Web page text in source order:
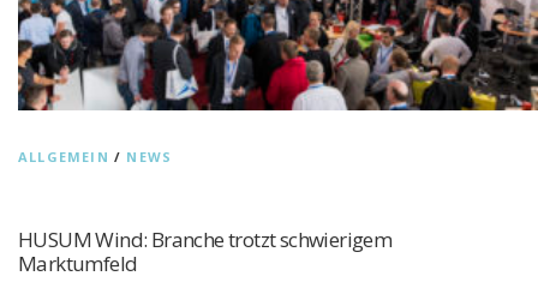
ALLGEMEIN / NEWS
HUSUM Wind: Branche trotzt schwierigem
Marktumfeld